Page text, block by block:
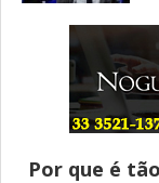
e
Por que é